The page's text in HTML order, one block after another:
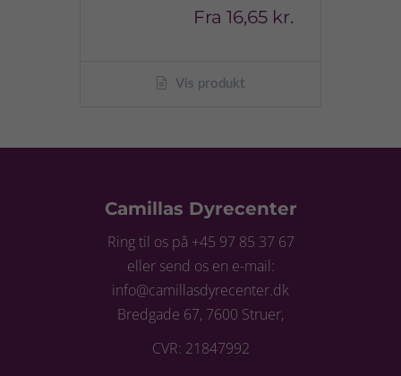
Fra 16,65 kr.
Vis produkt
Camillas Dyrecenter
Ring til os på +45 97 85 37 67
eller send os en e-mail:
info@camillasdyrecenter.dk
Bredgade 67, 7600 Struer,
CVR: 21847992